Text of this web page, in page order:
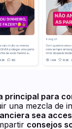
principal para
una mezcla de
sea
consejos